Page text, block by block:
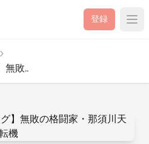
登録
無敗..